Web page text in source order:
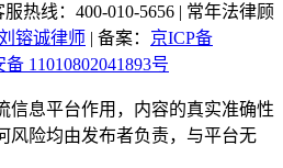
热线：400-010-5656 | 常年法律顾
镕诚律师 | 备案： 京ICP备
11010802041893号
信息平台作用，内容的真实准确性
风险均由发布者负责，与平台无